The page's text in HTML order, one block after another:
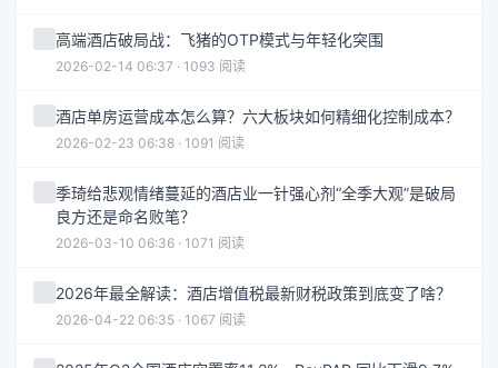
高端酒店破局战：飞猪的OTP模式与年轻化突围
2026-02-14 06:37 · 1093 阅读
酒店单房运营成本怎么算？六大板块如何精细化控制成本？
2026-02-23 06:38 · 1091 阅读
季琦给悲观情绪蔓延的酒店业一针强心剂“全季大观”是破局
良方还是命名败笔？
2026-03-10 06:36 · 1071 阅读
2026年最全解读：酒店增值税最新财税政策到底变了啥？
2026-04-22 06:35 · 1067 阅读